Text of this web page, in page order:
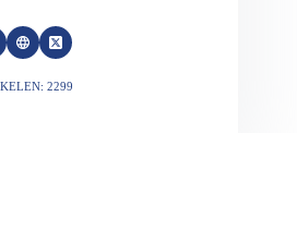
2299